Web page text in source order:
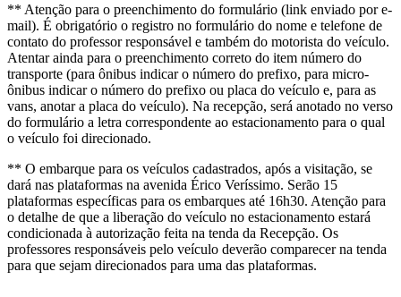
** Atenção para o preenchimento do formulário (link enviado por e-
mail). É obrigatório o registro no formulário do nome e telefone de
contato do professor responsável e também do motorista do veículo.
Atentar ainda para o preenchimento correto do item número do
transporte (para ônibus indicar o número do prefixo, para micro-
ônibus indicar o número do prefixo ou placa do veículo e, para as
vans, anotar a placa do veículo). Na recepção, será anotado no verso
do formulário a letra correspondente ao estacionamento para o qual
o veículo foi direcionado.
** O embarque para os veículos cadastrados, após a visitação, se
dará nas plataformas na avenida Érico Veríssimo. Serão 15
plataformas específicas para os embarques até 16h30. Atenção para
o detalhe de que a liberação do veículo no estacionamento estará
condicionada à autorização feita na tenda da Recepção. Os
professores responsáveis pelo veículo deverão comparecer na tenda
para que sejam direcionados para uma das plataformas.